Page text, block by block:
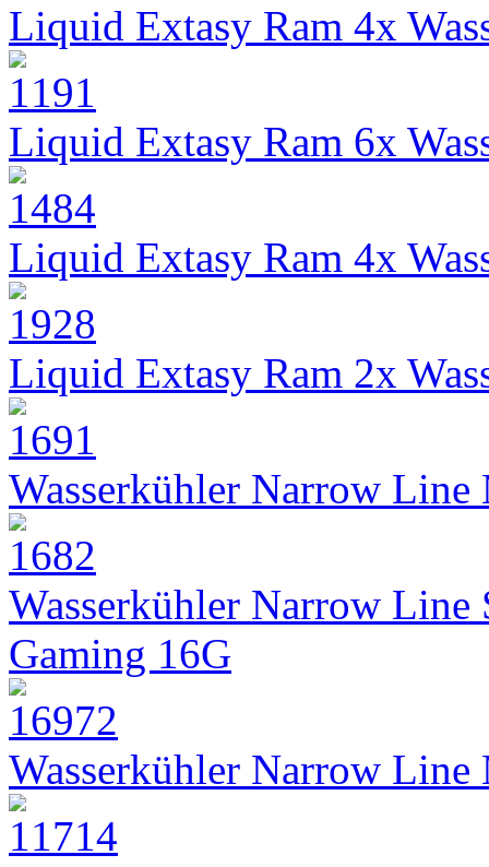
Liquid Extasy Ram 4x
Liquid Extasy Ram 6x
Liquid Extasy Ram 4x
Liquid Extasy Ram 2x
Wasserkühler Narrow
Wasserkühler Narrow
Gaming 16G
Wasserkühler Narrow